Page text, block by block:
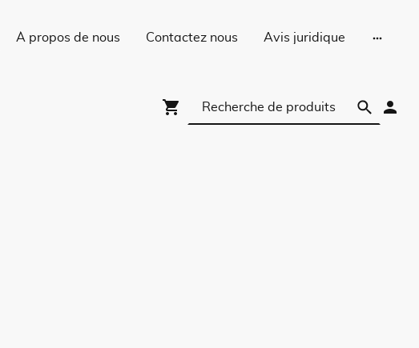
À propos de nous Contactez nous Avis juridique